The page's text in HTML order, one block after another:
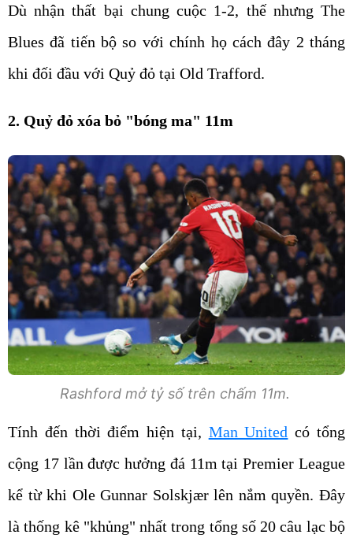
Dù nhận thất bại chung cuộc 1-2, thế nhưng The
Blues đã tiến bộ so với chính họ cách đây 2 tháng
khi đối đầu với Quỷ đỏ tại Old Trafford.
2. Quỷ đỏ xóa bỏ "bóng ma" 11m
Rashford mở tỷ số trên chấm 11m.
Tính đến thời điểm hiện tại, Man United có tổng
cộng 17 lần được hưởng đá 11m tại Premier League
kể từ khi Ole Gunnar Solskjær lên nắm quyền. Đây
là thống kê "khủng" nhất trong tổng số 20 câu lạc bộ